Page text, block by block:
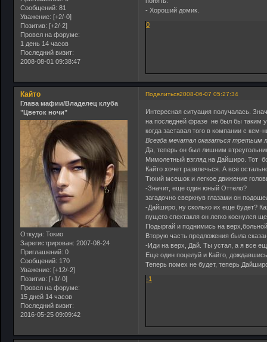
Сообщений: 81
Уважение: [+2/-0]
Позитив: [+2/-2]
Провел на форуме:
1 день 14 часов
Последний визит:
2008-08-01 09:38:47
- Хороший домик.
0
Поделиться2008-06-07 05:27:34
Кайто
Глава мафии/Владелец клуба
"Цветок ночи"
Откуда: Токио
Зарегистрирован: 2007-08-24
Приглашений: 0
Сообщений: 170
Уважение: [+12/-2]
Позитив: [+1/-0]
Провел на форуме:
15 дней 14 часов
Последний визит:
2016-05-25 09:09:42
Интересная ситуация получалась.
на последней фразе не был бы таким
когда заставал того в компании с кем-
Всегда мечатал оказаться третьим
Да, теперь он был лишним
Мимолетный взгляд на Дайширо. Тот
Кайто хочет развлечься. А все
Тихий мсешок и легкое движение
-Значит, еще один юный Оттело?
загадочно сверкнув глазами он
-Дайширо, ну сколько их еще будет?
пущего спектакля он легко коснулся
Подыргай и поднимись на
Вторую часть предложения была
-Иди на верх, Дай. Ты устал, а я все
Еще один поцелуй и Кайто,
Теперь помех не будет, теперь
-1